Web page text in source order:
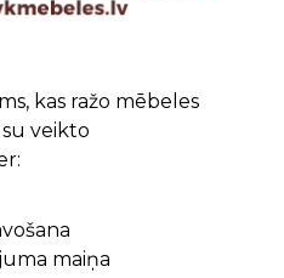
kas ražo mēbeles
veikto
maiņa